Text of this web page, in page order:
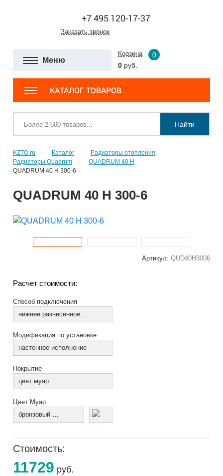
+7 495 120-17-37
Заказать звонок
Меню
Корзина
0
0 руб.
КАТАЛОГ ТОВАРОВ
Найти
KZTO.ru Каталог
Радиаторы отопления
Радиаторы Quadrum
QUADRUM 40 H
QUADRUM 40 H 300-6
QUADRUM 40 H 300-6
Артикул: QUD40H3006
Расчет стоимости:
Способ подключения
нижнее разнесенное по краям (из коллектора)
Модификация по установке
настенное исполнение
Покрытие
цвет муар
Цвет Муар
бронзовый муар
Стоимость:
11729 руб.